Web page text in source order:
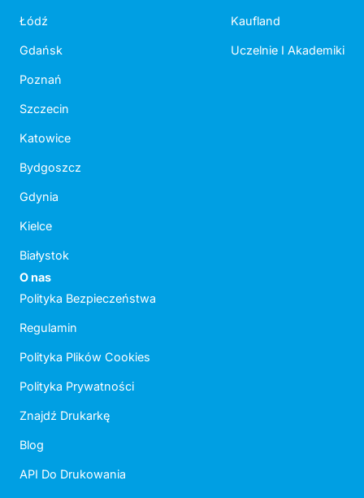
Łódź
Gdańsk
Poznań
Szczecin
Katowice
Bydgoszcz
Gdynia
Kielce
Białystok
Kaufland
Uczelnie I Akademiki
O nas
Polityka Bezpieczeństwa
Regulamin
Polityka Plików Cookies
Polityka Prywatności
Znajdź Drukarkę
Blog
API Do Drukowania